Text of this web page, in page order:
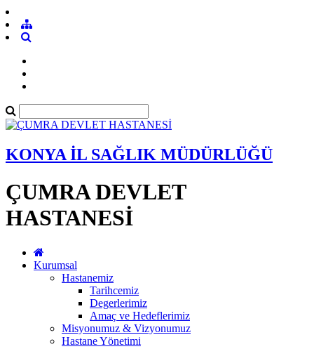
KONYA İL SAĞLIK MÜDÜRLÜĞÜ
ÇUMRA DEVLET
HASTANESİ
Kurumsal
Hastanemiz
Tarihcemiz
Degerlerimiz
Amaç ve Hedeflerimiz
Misyonumuz & Vizyonumuz
Hastane Yönetimi